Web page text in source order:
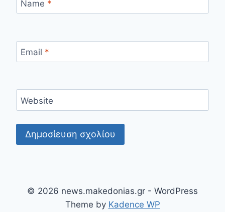
Name *
Email *
Website
© 2026 news.makedonias.gr - WordPress
Theme by Kadence WP